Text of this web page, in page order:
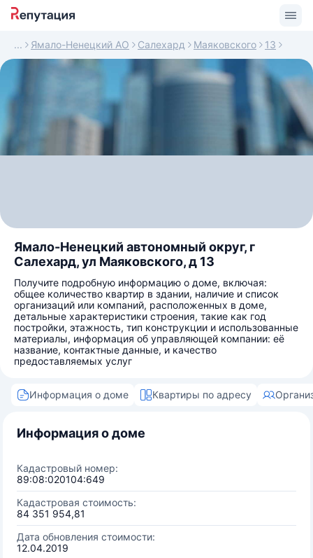
Ямало-Ненецкий АО Салехард Маяковского 13
Ямало-Ненецкий автономный округ, г
Салехард, ул Маяковского, д 13
Получите подробную информацию о доме, включая:
общее количество квартир в здании, наличие и список
организаций или компаний, расположенных в доме,
детальные характеристики строения, такие как год
постройки, этажность, тип конструкции и использованные
материалы, информация об управляющей компании: её
название, контактные данные, и качество
предоставляемых услуг
Информация о доме Квартиры по адресу
Информация о доме
Кадастровый номер:
89:08:020104:649
Кадастровая стоимость:
84 351 954,81
Дата обновления стоимости:
12.04.2019